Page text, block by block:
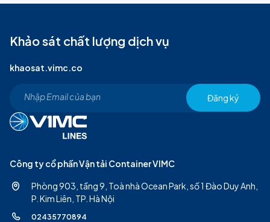
Công ty cổ phần Vận tải Container VIMC
Phòng 903, tầng 9, Toà nhà Ocean Park, số 1 Đào Duy Anh,
P. Kim Liên, TP. Hà Nội
02435770894
Khảo sát chất lượng dịch vụ
khaosat.vimc.co
Đăng ký